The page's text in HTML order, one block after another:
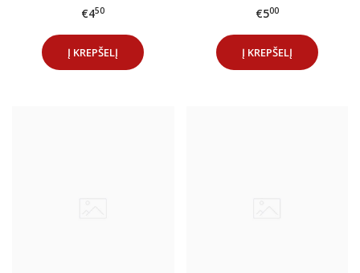
€450
Į KREPŠELĮ
€500
Į KREPŠELĮ